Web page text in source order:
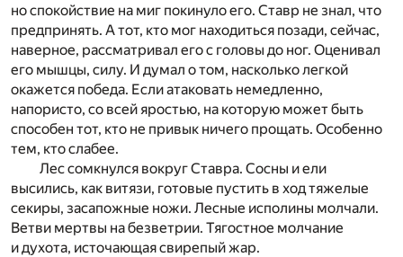
но спокойствие на миг покинуло его. Ставр не знал, что
предпринять. А тот, кто мог находиться позади, сейчас,
наверное, рассматривал его с головы до ног. Оценивал
его мышцы, силу. И думал о том, насколько легкой
окажется победа. Если атаковать немедленно,
напористо, со всей яростью, на которую может быть
способен тот, кто не привык ничего прощать. Особенно
тем, кто слабее.
Лес сомкнулся вокруг Ставра. Сосны и ели
высились, как витязи, готовые пустить в ход тяжелые
секиры, засапожные ножи. Лесные исполины молчали.
Ветви мертвы на безветрии. Тягостное молчание
и духота, источающая свирепый жар.